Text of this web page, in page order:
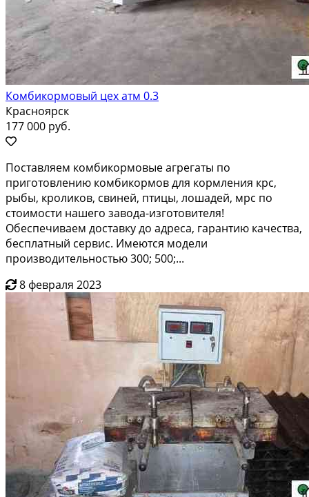
Комбикормовый цех aтм 0.3
Красноярск
177 000 руб.
Поставляем комбикормовые агрегаты по
приготовлению комбикормов для кормления крс,
рыбы, кроликов, свиней, птицы, лошадей, мрс по
стоимости нашего завода-изготовителя!
Обеспечиваем доставку до адреса, гарантию качества,
бесплатный сервис. Имеются модели
производительностью 300; 500;...
8 февраля 2023